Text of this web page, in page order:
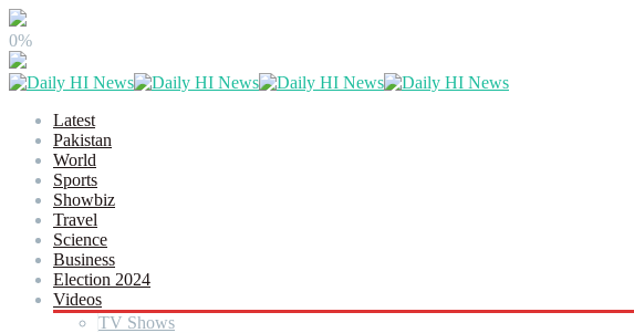
0%
Latest
Pakistan
World
Sports
Showbiz
Travel
Science
Business
Election 2024
Videos
TV Shows